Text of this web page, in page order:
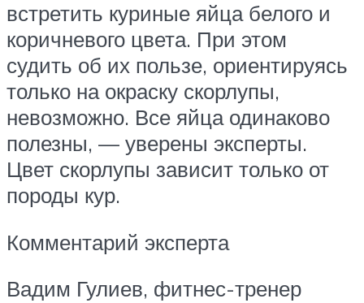
встретить куриные яйца белого и
коричневого цвета. При этом
судить об их пользе, ориентируясь
только на окраску скорлупы,
невозможно. Все яйца одинаково
полезны, — уверены эксперты.
Цвет скорлупы зависит только от
породы кур.
Комментарий эксперта
Вадим Гулиев, фитнес-тренер